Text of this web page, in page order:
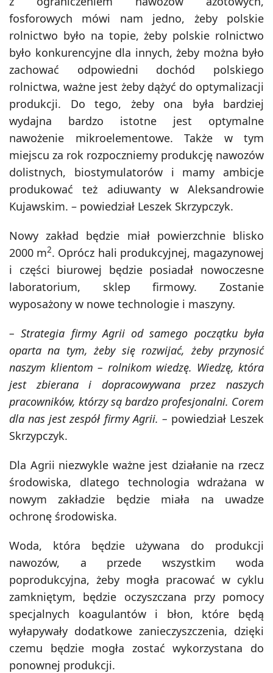
fosforowych mówi nam jedno, żeby polskie
rolnictwo było na topie, żeby polskie rolnictwo
było konkurencyjne dla innych, żeby można było
zachować odpowiedni dochód polskiego
rolnictwa, ważne jest żeby dążyć do optymalizacji
produkcji. Do tego, żeby ona była bardziej
wydajna bardzo istotne jest optymalne
nawożenie mikroelementowe. Także w tym
miejscu za rok rozpoczniemy produkcję nawozów
dolistnych, biostymulatorów i mamy ambicje
produkować też adiuwanty w Aleksandrowie
Kujawskim. – powiedział Leszek Skrzypczyk.
Nowy zakład będzie miał powierzchnie blisko
2000 m2. Oprócz hali produkcyjnej, magazynowej
i części biurowej będzie posiadał nowoczesne
laboratorium, sklep firmowy. Zostanie
wyposażony w nowe technologie i maszyny.
–Strategia firmy Agrii od samego początku była
oparta na tym, żeby się rozwijać, żeby przynosić
naszym klientom – rolnikom wiedzę. Wiedzę, która
jest zbierana i dopracowywana przez naszych
pracowników, którzy są bardzo profesjonalni. Corem
dla nas jest zespół firmy Agrii. – powiedział Leszek
Skrzypczyk.
Dla Agrii niezwykle ważne jest działanie na rzecz
środowiska, dlatego technologia wdrażana w
nowym zakładzie będzie miała na uwadze
ochronę środowiska.
Woda, która będzie używana do produkcji
nawozów, a przede wszystkim woda
poprodukcyjna, żeby mogła pracować w cyklu
zamkniętym, będzie oczyszczana przy pomocy
specjalnych koagulantów i błon, które będą
wyłapywały dodatkowe zanieczyszczenia, dzięki
czemu będzie mogła zostać wykorzystana do
ponownej produkcji.